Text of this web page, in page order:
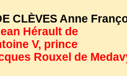
CLÈVES Anne
Hérault de
V, prince
Rouxel de